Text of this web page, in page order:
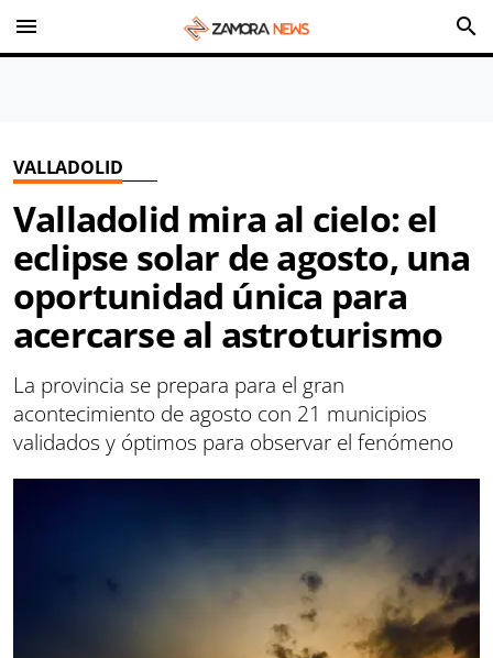
menu search
VALLADOLID
Valladolid mira al cielo: el
eclipse solar de agosto, una
oportunidad única para
acercarse al astroturismo
La provincia se prepara para el gran
acontecimiento de agosto con 21 municipios
validados y óptimos para observar el fenómeno